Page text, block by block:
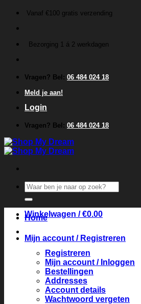
inhoud
Vanaf €100 gratis verzending
Bezorging 1 á 2 werkdagen
Vragen? Bel: 06 484 024 18
Meld je aan!
Login
Vragen? Bel: 06 484 024 18
Zoeken
naar:
Winkelwagen /€0.00
Home
Mijn account / Registreren
Registreren
Mijn account / Inloggen
Bestellingen
Addresses
Account details
Wachtwoord vergeten